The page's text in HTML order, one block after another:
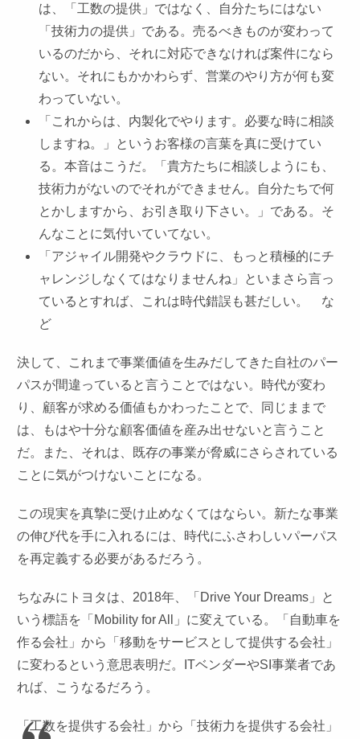
は、「工数の提供」ではなく、自分たちにはない
「技術力の提供」である。売るべきものが変わって
いるのだから、それに対応できなければ案件になら
ない。それにもかかわらず、営業のやり方が何も変
わっていない。
「これからは、内製化でやります。必要な時に相談
しますね。」というお客様の言葉を真に受けてい
る。本音はこうだ。「貴方たちに相談しようにも、
技術力がないのでそれができません。自分たちで何
とかしますから、お引き取り下さい。」である。そ
んなことに気付いていてない。
「アジャイル開発やクラウドに、もっと積極的にチ
ャレンジしなくてはなりませんね」といまさら言っ
ているとすれば、これは時代錯誤も甚だしい。 な
ど
決して、これまで事業価値を生みだしてきた自社のパー
パスが間違っていると言うことではない。時代が変わ
り、顧客が求める価値もかわったことで、同じままで
は、もはや十分な顧客価値を産み出せないと言うこと
だ。また、それは、既存の事業が脅威にさらされている
ことに気がつけないことになる。
この現実を真摯に受け止めなくてはならい。新たな事業
の伸び代を手に入れるには、時代にふさわしいパーパス
を再定義する必要があるだろう。
ちなみにトヨタは、2018年、「Drive Your Dreams」と
いう標語を「Mobility for All」に変えている。「自動車を
作る会社」から「移動をサービスとして提供する会社」
に変わるという意思表明だ。ITベンダーやSI事業者であ
れば、こうなるだろう。
「工数を提供する会社」から「技術力を提供する会社」